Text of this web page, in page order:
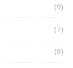
(9)
(7)
(9)